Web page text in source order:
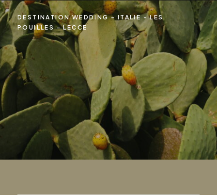
DESTINATION WEDDING - ITALIE - LES
POUILLES - LECCE